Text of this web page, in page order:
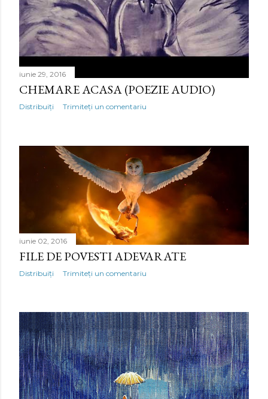
i
iunie 29, 2016
CHEMARE ACASA (POEZIE AUDIO)
Distribuiți Trimiteți un comentariu
iunie 02, 2016
FILE DE POVESTI ADEVARATE
Distribuiți Trimiteți un comentariu